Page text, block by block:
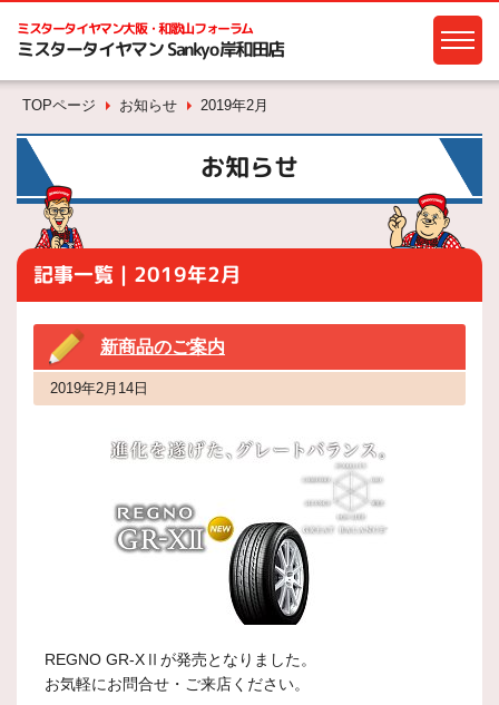
ミスタータイヤマン大阪・和歌山フォーラム
ミスタータイヤマン Sankyo岸和田店
TOPページ お知らせ 2019年2月
お知らせ
記事一覧｜2019年2月
新商品のご案内
2019年2月14日
REGNO GR-XⅡが発売となりました。
お気軽にお問合せ・ご来店ください。